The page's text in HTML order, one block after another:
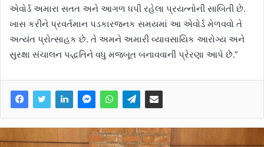
એવોર્ડ અમારા સતત અને આગળ ધપી રહેલા પ્રયત્નોની સાબિતી છે.
ખાસ કરીને પ્રવર્તમાન પડકારજનક સમયમાં આ એવોર્ડ મેળવવો તે
અત્યંત પ્રોત્સાહક છે. તે અમને અમારી વ્યાવસાયિક આરોગ્ય અને
સુરક્ષા સંચાલન પદ્ધતિને વધુ મજબૂત બનાવવાની પ્રેરણા આપે છે.”